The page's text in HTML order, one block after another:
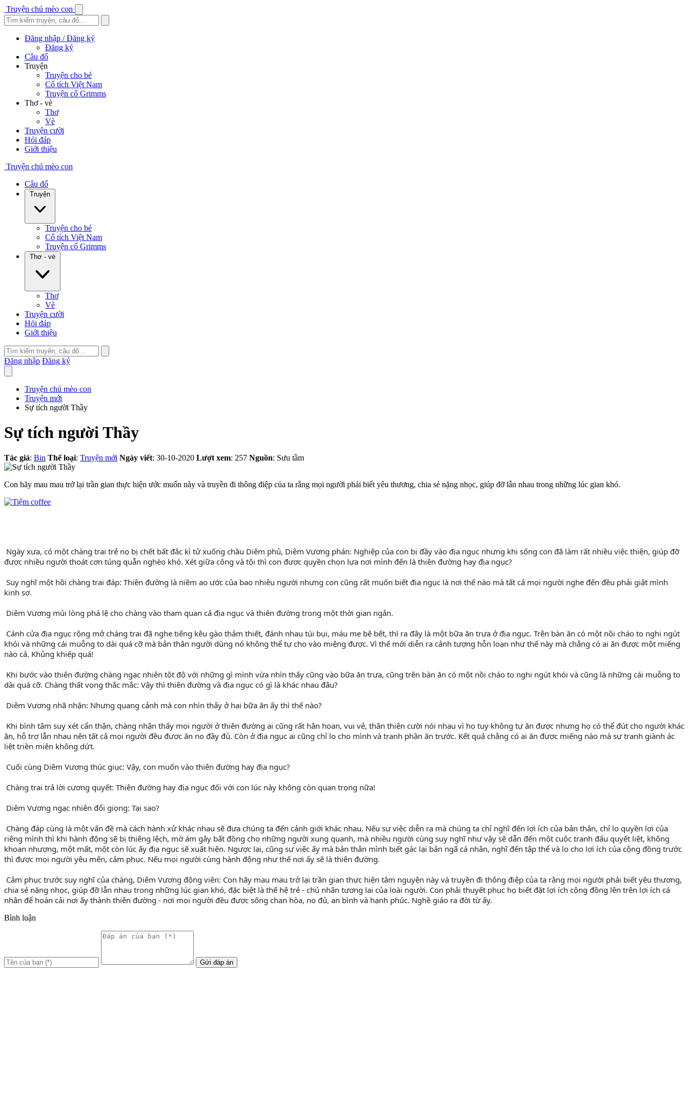
Truyện chú mèo con
Đăng nhập / Đăng ký
Đăng ký
Câu đố
Truyện
Truyện cho bé
Cổ tích Việt Nam
Truyện cổ Grimms
Thơ - vè
Thơ
Vè
Truyện cười
Hỏi đáp
Giới thiệu
Truyện chú mèo con
Câu đố
Truyện
Truyện cho bé
Cổ tích Việt Nam
Truyện cổ Grimms
Thơ - vè
Thơ
Vè
Truyện cười
Hỏi đáp
Giới thiệu
Đăng nhập Đăng ký
Truyện chú mèo con
Truyện mới
Sự tích người Thầy
Sự tích người Thầy
Tác giả: Bin Thể loại: Truyện mới Ngày viết: 30-10-2020 Lượt xem: 257 Nguồn: Sưu tầm
Con hãy mau mau trở lại trần gian thực hiện ước muốn này và truyền đi thông điệp của ta rằng mọi người phải biết yêu thương, chia sẻ nặng nhọc, giúp đỡ lẫn nhau trong những lúc gian khó.
được nhiều người thoát cơn túng quẫn nghèo khó. Xét giữa công và tội thì con được quyền chọn lựa nơi mình đến là thiên đường hay địa ngục?
kinh sợ.
Diêm Vương mủi lòng phá lệ cho chàng vào tham quan cả địa ngục và thiên đường trong một thời gian ngắn.
khói và những cái muỗng to dài quá cỡ mà bản thân người dùng nó không thể tự cho vào miệng được. Vì thế mới diễn ra cảnh tượng hỗn loạn như thế này mà chẳng có ai ăn được một miếng
nào cả. Khủng khiếp quá!
dài quá cỡ. Chàng thất vọng thắc mắc: Vậy thì thiên đường và địa ngục có gì là khác nhau đâu?
Diêm Vương nhã nhặn: Nhưng quang cảnh mà con nhìn thấy ở hai bữa ăn ấy thì thế nào?
ăn, hỗ trợ lẫn nhau nên tất cả mọi người đều được ăn no đầy đủ. Còn ở địa ngục ai cũng chỉ lo cho mình và tranh phần ăn trước. Kết quả chẳng có ai ăn được miếng nào mà sự tranh giành ác
liệt triền miên không dứt.
Cuối cùng Diêm Vương thúc giục: Vậy, con muốn vào thiên đường hay địa ngục?
Chàng trai trả lời cương quyết: Thiên đường hay địa ngục đối với con lúc này không còn quan trọng nữa!
Diêm Vương ngạc nhiên đổi giọng: Tại sao?
riêng mình thì khi hành động sẽ bị thiêng lệch, mờ ám gây bất đồng cho những người xung quanh, mà nhiều người cùng suy nghĩ như vậy sẽ dẫn đến một cuộc tranh đấu quyết liệt, không
khoan nhượng, một mất, một còn lúc ấy địa ngục sẽ xuất hiện. Ngược lại, cũng sự việc ấy mà bản thân mình biết gác lại bản ngã cá nhân, nghĩ đến tập thể và lo cho lợi ích của cộng đồng trước
thì được mọi người yêu mến, cảm phục. Nếu mọi người cùng hành động như thế nơi ấy sẽ là thiên đường.
chia sẻ nặng nhọc, giúp đỡ lẫn nhau trong những lúc gian khó, đặc biệt là thế hệ trẻ - chủ nhân tương lai của loài người. Con phải thuyết phục họ biết đặt lợi ích cộng đồng lên trên lợi ích cá
nhân để hoán cải nơi ấy thành thiên đường - nơi mọi người đều được sống chan hòa, no đủ, an bình và hạnh phúc. Nghề giáo ra đời từ ấy.
Bình luận
Gửi đáp án